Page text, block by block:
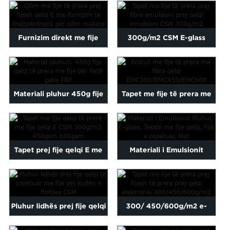
...
Furnizim direkt me fije
qelqi prej qelqi E, fije e
prerë...
300g/m2 CSM E-glass
Emulsion Fiber Straw
coptuar...
Materiali pluhur 450g fije
qelqi të copëtuara ...
Tapet me fije të prera me
fije qelqi
EMC300/EMC450/...
Tapet prej fije qelqi E me
fije të prera CSM 300g...
Materiali i Emulsionit
Pluhur E-glass Fiberglass
Cho...
Pluhur lidhës prej fije qelqi
të prerë me fije...
300/ 450/600g/m2 e-
glass fibra qelqi të prera në